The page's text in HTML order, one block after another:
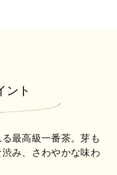
ント
最高級一番茶。芽も
み、さわやかな味わ